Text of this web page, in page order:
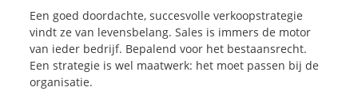
Een goed doordachte, succesvolle verkoopstrategie
vindt ze van levensbelang. Sales is immers de motor
van ieder bedrijf. Bepalend voor het bestaansrecht.
Een strategie is wel maatwerk: het moet passen bij de
organisatie.